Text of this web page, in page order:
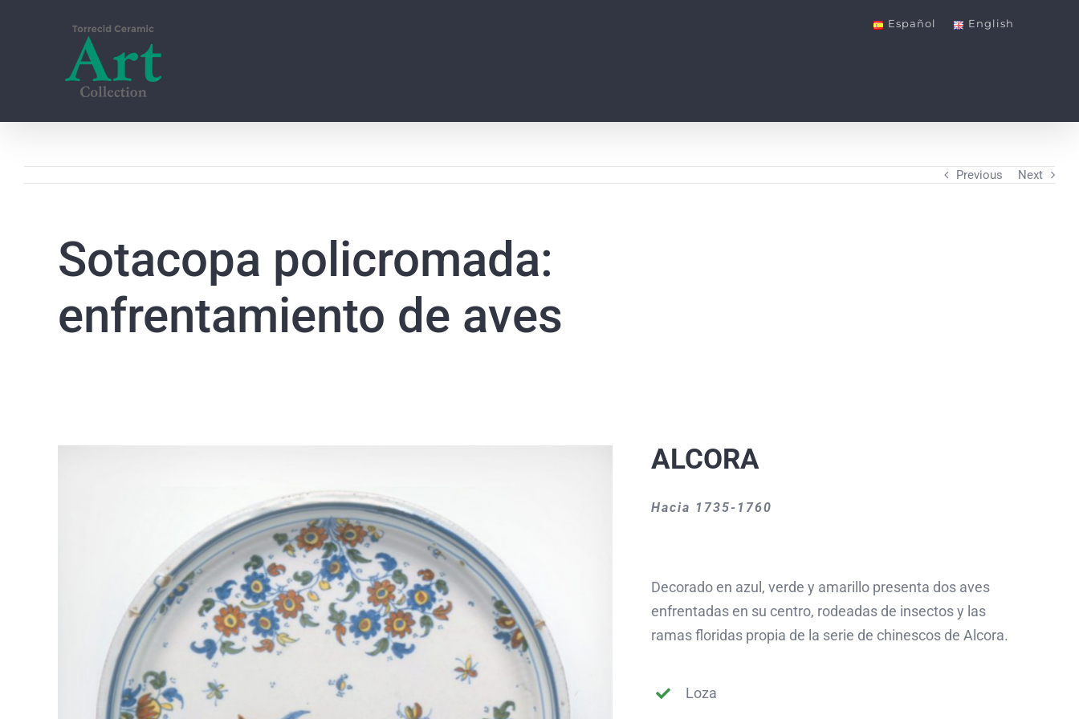
Español English
Previous Next
Sotacopa policromada:
enfrentamiento de aves
ALCORA
Hacia 1735-1760
Decorado en azul, verde y amarillo presenta dos aves
enfrentadas en su centro, rodeadas de insectos y las
ramas floridas propia de la serie de chinescos de Alcora.
Loza